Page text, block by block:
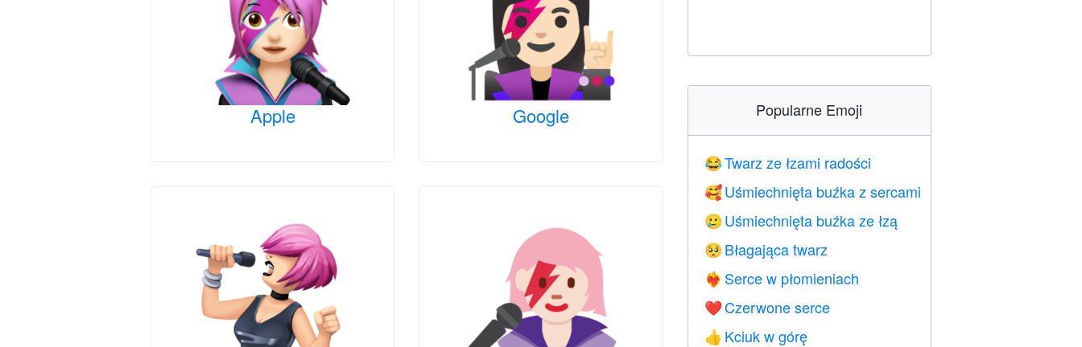
Apple Google Popularne Emoji
😂Twarz ze łzami radości
🥰 Uśmiechnięta buźka z sercami
🥲 Uśmiechnięta buźka ze łzą
🥺 Błagająca twarz
❤️‍🔥 Serce w płomieniach
❤️ Czerwone serce
👍 Kciuk w górę